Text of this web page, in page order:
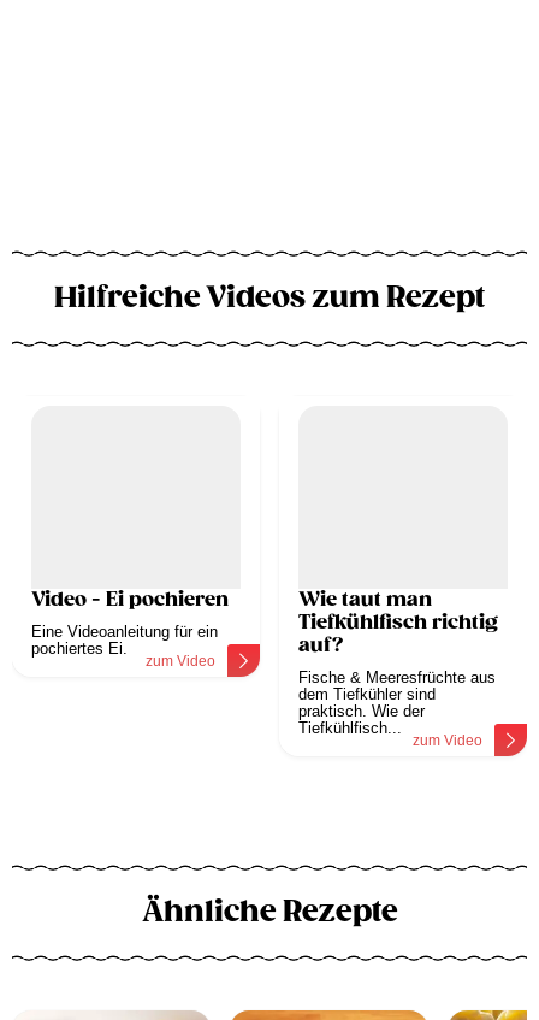
Hilfreiche Videos zum Rezept
Video - Ei pochieren
Eine Videoanleitung für ein
pochiertes Ei.
zum Video
Wie taut man
Tiefkühlfisch richtig
auf?
Fische & Meeresfrüchte aus
dem Tiefkühler sind
praktisch. Wie der
Tiefkühlfisch...
zum Video
Ähnliche Rezepte